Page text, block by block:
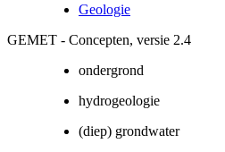
Geologie
GEMET - Concepten, versie 2.4
ondergrond
hydrogeologie
(diep) grondwater